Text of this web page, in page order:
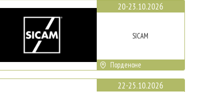
20-23.10.2026
SICAM
Порденоне
22-25.10.2026